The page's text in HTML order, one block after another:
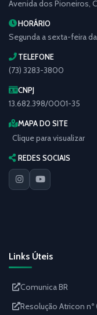
Avenida dos Pioneiros,
HORÁRIO
Segunda a sexta-feira
TELEFONE
(73) 3283-3800
CNPJ
13.682.398/0001-35
MAPA DO SITE
Clique para visualizar
REDES SOCIAIS
Links Úteis
Comunica BR
Resolução Atricon